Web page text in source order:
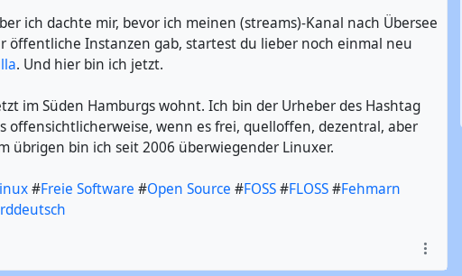
ich dachte mir, bevor ich meinen (streams)-Kanal nach Übersee
öffentliche Instanzen gab, startest du lieber noch einmal neu
. Und hier bin ich jetzt.
im Süden Hamburgs wohnt. Ich bin der Urheber des Hashtag
offensichtlicherweise, wenn es frei, quelloffen, dezentral, aber
übrigen bin ich seit 2006 überwiegender Linuxer.
#Freie Software #Open Source #FOSS#FLOSS#Fehmarn